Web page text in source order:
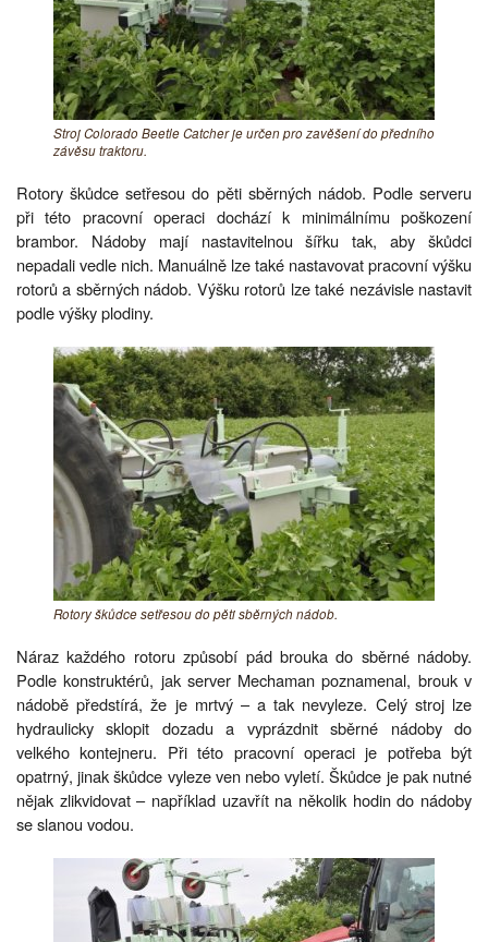
Stroj Colorado Beetle Catcher je určen pro zavěšení do předního
závěsu traktoru.
Rotory škůdce setřesou do pěti sběrných nádob. Podle serveru
při této pracovní operaci dochází k minimálnímu poškození
brambor. Nádoby mají nastavitelnou šířku tak, aby škůdci
nepadali vedle nich. Manuálně lze také nastavovat pracovní výšku
rotorů a sběrných nádob. Výšku rotorů lze také nezávisle nastavit
podle výšky plodiny.
Rotory škůdce setřesou do pěti sběrných nádob.
Náraz každého rotoru způsobí pád brouka do sběrné nádoby.
Podle konstruktérů, jak server Mechaman poznamenal, brouk v
nádobě předstírá, že je mrtvý – a tak nevyleze. Celý stroj lze
hydraulicky sklopit dozadu a vyprázdnit sběrné nádoby do
velkého kontejneru. Při této pracovní operaci je potřeba být
opatrný, jinak škůdce vyleze ven nebo vyletí. Škůdce je pak nutné
nějak zlikvidovat – například uzavřít na několik hodin do nádoby
se slanou vodou.